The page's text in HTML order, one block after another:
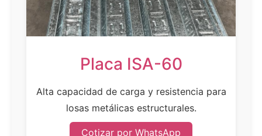
Placa ISA-60
Alta capacidad de carga y resistencia para
losas metálicas estructurales.
Cotizar por WhatsApp